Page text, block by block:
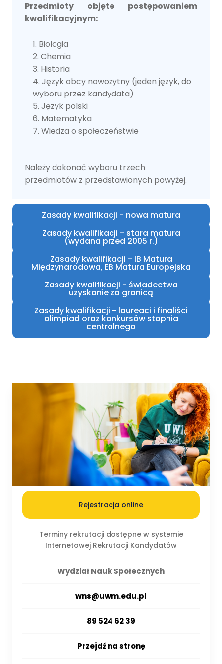
Przedmioty objęte postępowaniem
kwalifikacyjnym:
Biologia
Chemia
Historia
Język obcy nowożytny (jeden język, do
wyboru przez kandydata)
Język polski
Matematyka
Wiedza o społeczeństwie
Należy dokonać wyboru trzech
przedmiotów z przedstawionych powyżej.
Zasady kwalifikacji - nowa matura
Zasady kwalifikacji - stara matura
(wydana przed 2005 r.)
Zasady kwalifikacji - IB Matura
Międzynarodowa, EB Matura Europejska
Zasady kwalifikacji - świadectwa
uzyskanie za granicą
Zasady kwalifikacji - laureaci i finaliści
olimpiad oraz konkursów stopnia
centralnego
Rejestracja online
Terminy rekrutacji dostępne w systemie
Internetowej Rekrutacji Kandydatów
Wydział Nauk Społecznych
wns@uwm.edu.pl
89 524 62 39
Przejdź na stronę